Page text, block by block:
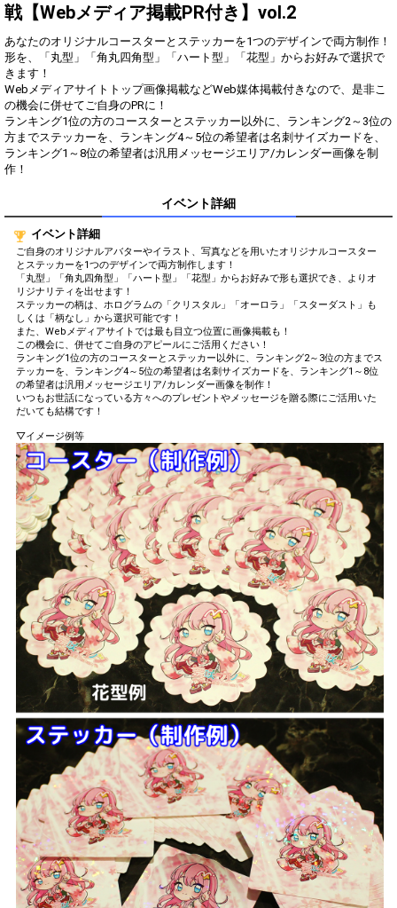
Gifting
Throw gifts to the stage and join
the live performance.
First, try throwing free Stars
(once a day)! You can also charge
Show Gold to purchase gifts
(available from 1 JPY)! When you
continue to send gifts to the
performer(s), the performer's
popularity ranking and your
To cheer on performers, you can
To send performers paid items,
you must use Show Gold.
Comments
You can post comments. Please
that may offend performers or
other users.
Close
戦【Webメディア掲載PR付き】vol.2
あなたのオリジナルコースターとステッカーを1つのデザインで両方制作！
形を、「丸型」「角丸四角型」「ハート型」「花型」からお好みで選択で
きます！
Webメディアサイトトップ画像掲載などWeb媒体掲載付きなので、是非こ
の機会に併せてご自身のPRに！
ランキング1位の方のコースターとステッカー以外に、ランキング2～3位の
方までステッカーを、ランキング4～5位の希望者は名刺サイズカードを、
ランキング1～8位の希望者は汎用メッセージエリア/カレンダー画像を制
作！
イベント詳細
イベント詳細
ご自身のオリジナルアバターやイラスト、写真などを用いたオリジナルコースター
とステッカーを1つのデザインで両方制作します！
「丸型」「角丸四角型」「ハート型」「花型」からお好みで形も選択でき、よりオ
リジナリティを出せます！
ステッカーの柄は、ホログラムの「クリスタル」「オーロラ」「スターダスト」も
しくは「柄なし」から選択可能です！
また、Webメディアサイトでは最も目立つ位置に画像掲載も！
この機会に、併せてご自身のアピールにご活用ください！
ランキング1位の方のコースターとステッカー以外に、ランキング2～3位の方までス
テッカーを、ランキング4～5位の希望者は名刺サイズカードを、ランキング1～8位
の希望者は汎用メッセージエリア/カレンダー画像を制作！
いつもお世話になっている方々へのプレゼントやメッセージを贈る際にご活用いた
だいても結構です！
▽イメージ例等